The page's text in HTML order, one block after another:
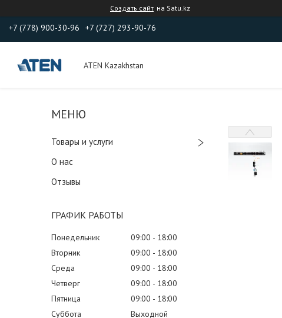
Создать сайт на Satu.kz
+7 (778) 900-30-96 +7 (727) 293-90-76
ATEN Kazakhstan
Товары и услуги
О нас
Отзывы
ГРАФИК РАБОТЫ
Понедельник 09:00
18:00
Вторник
09:00
18:00
Среда
09:00
18:00
Четверг
09:00
18:00
Пятница
09:00
18:00
Суббота
Выходной